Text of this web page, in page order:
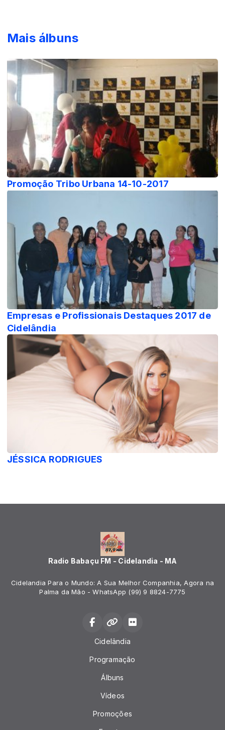
Mais álbuns
Promoção Tribo Urbana 14-10-2017
Empresas e Profissionais Destaques 2017 de
Cidelândia
JÉSSICA RODRIGUES
Radio Babaçu FM - Cidelandia - MA
Cidelandia Para o Mundo: A Sua Melhor Companhia, Agora na
Palma da Mão - WhatsApp (99) 9 8824-7775
Cidelândia
Programação
Álbuns
Vídeos
Promoções